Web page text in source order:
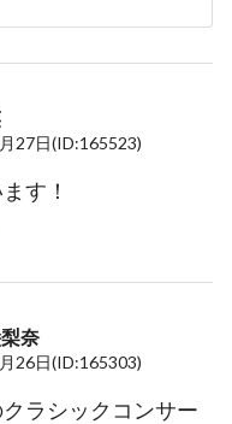
27日(ID:165523)
す！
奈
26日(ID:165303)
ラシックコンサー